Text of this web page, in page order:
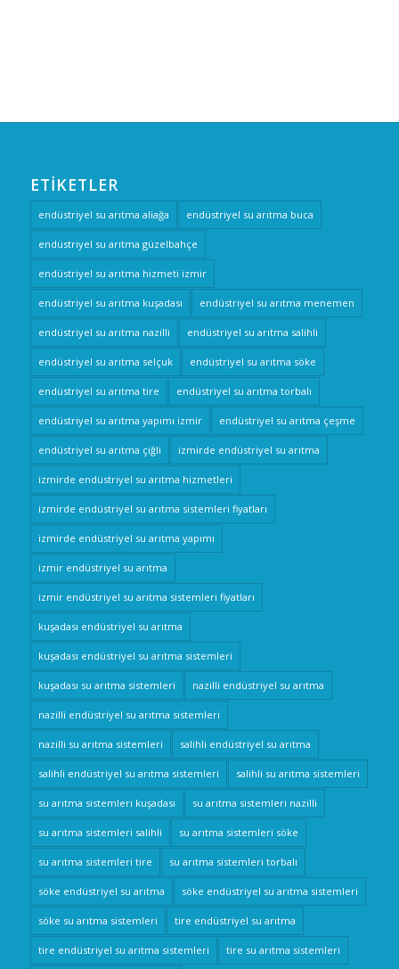
ETIKETLER
endüstriyel su arıtma aliağa endüstriyel su arıtma buca
endüstriyel su arıtma güzelbahçe
endüstriyel su arıtma hizmeti izmir
endüstriyel su arıtma kuşadası endüstriyel su arıtma menemen
endüstriyel su arıtma nazilli endüstriyel su arıtma salihli
endüstriyel su arıtma selçuk endüstriyel su arıtma söke
endüstriyel su arıtma tire endüstriyel su arıtma torbalı
endüstriyel su arıtma yapımı izmir endüstriyel su arıtma çeşme
endüstriyel su arıtma çiğli izmirde endüstriyel su arıtma
izmirde endüstriyel su arıtma hizmetleri
izmirde endüstriyel su arıtma sistemleri fiyatları
izmirde endüstriyel su arıtma yapımı
izmir endüstriyel su arıtma
izmir endüstriyel su arıtma sistemleri fiyatları
kuşadası endüstriyel su arıtma
kuşadası endüstriyel su arıtma sistemleri
kuşadası su arıtma sistemleri nazilli endüstriyel su arıtma
nazilli endüstriyel su arıtma sistemleri
nazilli su arıtma sistemleri salihli endüstriyel su arıtma
salihli endüstriyel su arıtma sistemleri salihli su arıtma sistemleri
su arıtma sistemleri kuşadası su arıtma sistemleri nazilli
su arıtma sistemleri salihli su arıtma sistemleri söke
su arıtma sistemleri tire su arıtma sistemleri torbalı
söke endüstriyel su arıtma söke endüstriyel su arıtma sistemleri
söke su arıtma sistemleri tire endüstriyel su arıtma
tire endüstriyel su arıtma sistemleri tire su arıtma sistemleri